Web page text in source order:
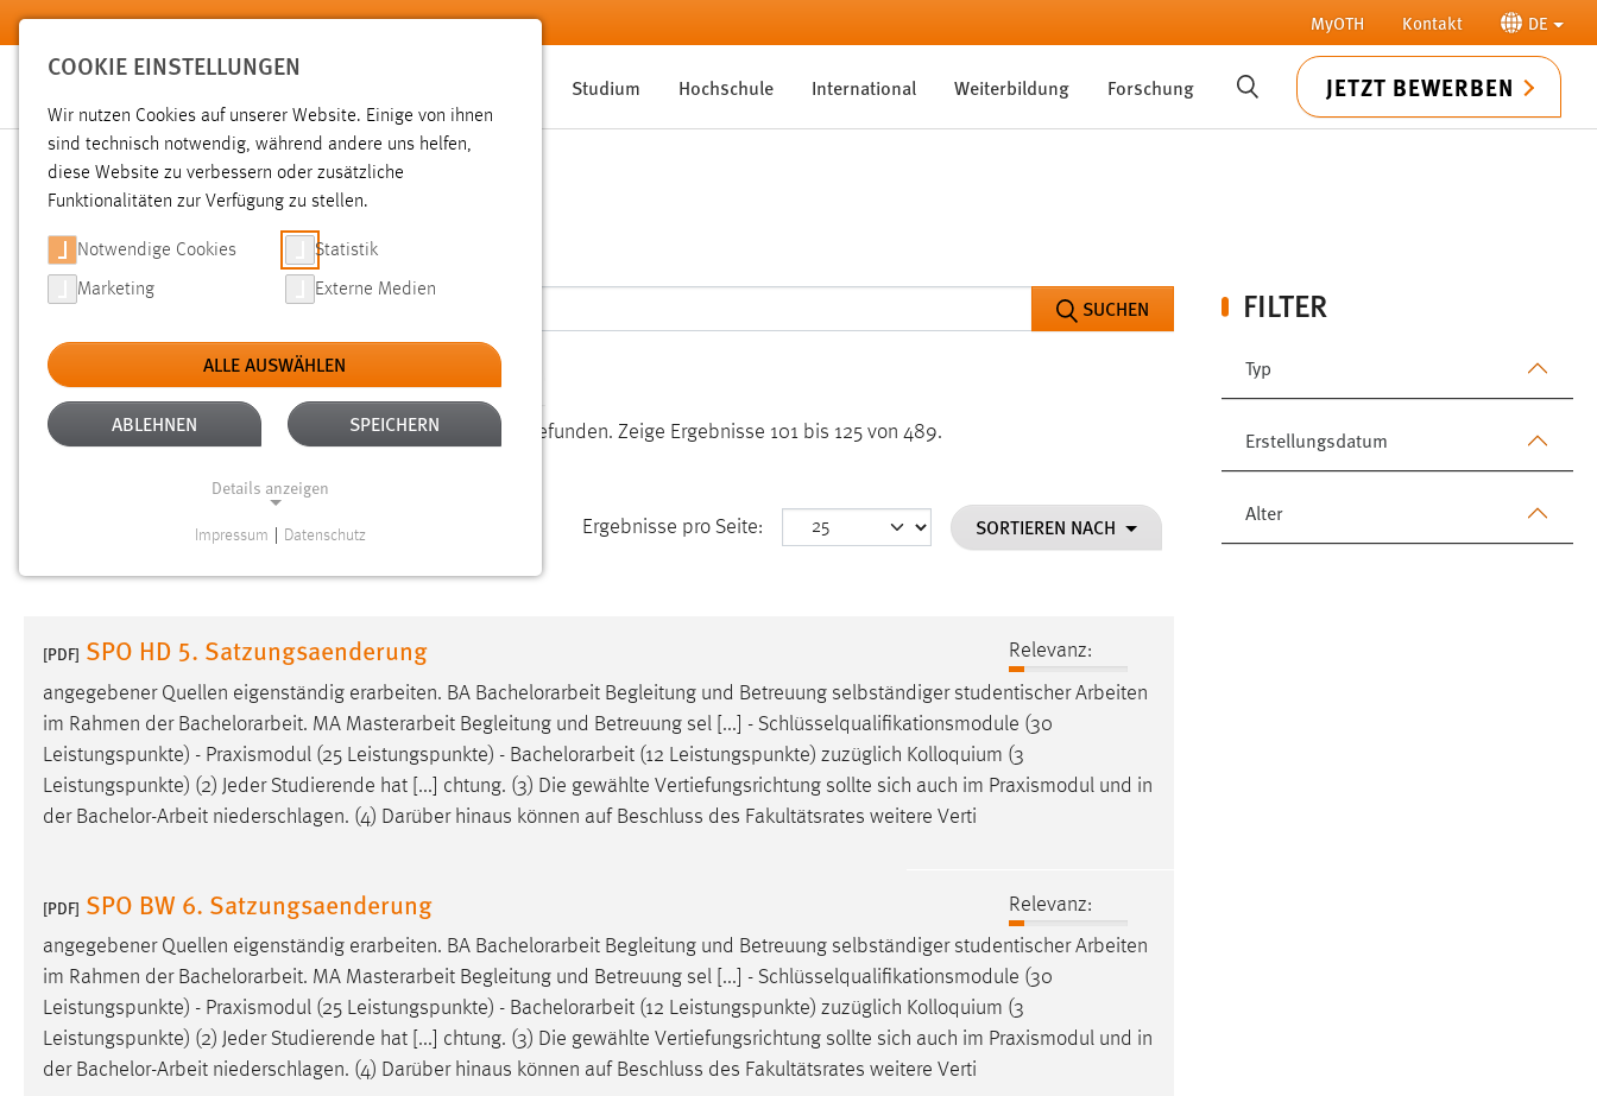
Zum Hauptinhalt springen MyOTH Kontakt DE
Studium Hochschule International Weiterbildung Forschung SUCHE JETZT BEWERBEN
SUCHE
FILTER
Typ
Erstellungsdatum
Alter
SUCHEN
Aktive Filter: TYP: DATEIEN ALLE FILTER ENTFERNEN
Gesucht nach "bachelorarbeit". Es wurden 489 Ergebnisse gefunden. Zeige Ergebnisse 101 bis 125 von 489.
Ergebnisse pro Seite: SORTIEREN NACH
[PDF] SPO HD 5. Satzungsaenderung
Relevanz:
angegebener Quellen eigenständig erarbeiten. BA Bachelorarbeit Begleitung und Betreuung selbständiger studentischer Arbeiten
im Rahmen der Bachelorarbeit. MA Masterarbeit Begleitung und Betreuung sel [...] - Schlüsselqualifikationsmodule (30
Leistungspunkte) - Praxismodul (25 Leistungspunkte) - Bachelorarbeit (12 Leistungspunkte) zuzüglich Kolloquium (3
Leistungspunkte) (2) Jeder Studierende hat [...] chtung. (3) Die gewählte Vertiefungsrichtung sollte sich auch im Praxismodul und in
der Bachelor-Arbeit niederschlagen. (4) Darüber hinaus können auf Beschluss des Fakultätsrates weitere Verti
[PDF] SPO BW 6. Satzungsaenderung
Relevanz:
angegebener Quellen eigenständig erarbeiten. BA Bachelorarbeit Begleitung und Betreuung selbständiger studentischer Arbeiten
im Rahmen der Bachelorarbeit. MA Masterarbeit Begleitung und Betreuung sel [...] - Schlüsselqualifikationsmodule (30
Leistungspunkte) - Praxismodul (25 Leistungspunkte) - Bachelorarbeit (12 Leistungspunkte) zuzüglich Kolloquium (3
Leistungspunkte) (2) Jeder Studierende hat [...] chtung. (3) Die gewählte Vertiefungsrichtung sollte sich auch im Praxismodul und in
der Bachelor-Arbeit niederschlagen. (4) Darüber hinaus können auf Beschluss des Fakultätsrates weitere Verti
COOKIE EINSTELLUNGEN
Wir nutzen Cookies auf unserer Website. Einige von ihnen
sind technisch notwendig, während andere uns helfen,
diese Website zu verbessern oder zusätzliche
Funktionalitäten zur Verfügung zu stellen.
Notwendige Cookies Statistik
Marketing Externe Medien
ALLE AUSWÄHLEN
ABLEHNEN SPEICHERN
Details anzeigen
Website erforderlich.
Einverständnis
Name: cookie_consent
Zweck:
Dieser Cookie speichert die
ausgewählten Einverständnis-Optionen
Cookie Laufzeit: 1 Jahr
Performance
Name: staticfilecache
Zweck:
Für performante Seitenauslieferung wird
in diesem Cookie gespeichert, ob man
Impressum Datenschutz